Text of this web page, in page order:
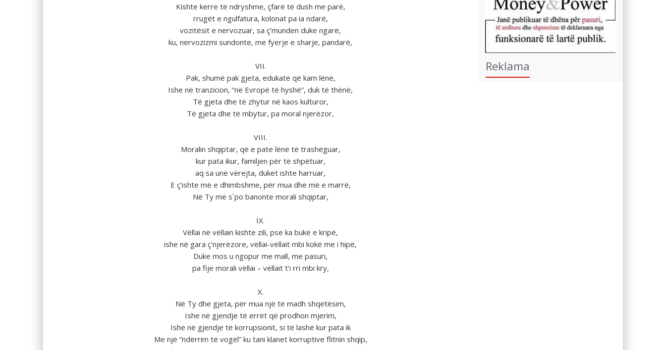
Kishte kerre tё ndryshme, çfarë tё dush me parë,
rrugёt e ngulfatura, kolonat pa ia ndarë,
vozitёsit e nervozuar, sa ç’munden duke ngarë,
ku, nervozizmi sundonte, me fyerje e sharje, pandarë,
VII.
Pak, shumë pak gjeta, edukatë qё kam lënё,
Ishe nё tranzicion, “nё Evropё tё hyshё”, duk tё thënё,
Tё gjeta dhe të zhytur nё kaos kulturor,
Tё gjeta dhe tё mbytur, pa moral njerёzor,
VIII.
Moralin shqiptar, që e pate lënë tё trashëguar,
kur pata ikur, familjen pёr tё shpёtuar,
aq sa unë vërejta, duket ishte harruar,
E ç’ishte më e dhimbshme, pёr mua dhe mё e marrё,
Nё Ty mё s`po banonte morali shqiptar,
IX.
Vëllai nё vëllain kishte zili, pse ka bukё e kripё,
ishe nё gara ç’njerëzore, vëllai-vëllait mbi kokё me i hipë,
Duke mos u ngopur me mall, me pasuri,
pa fije morali vëllai – vëllait t’i rri mbi kry,
X.
Nё Ty dhe gjeta, pёr mua njё tё madh shqetёsim,
Ishe nё gjendje tё errёt qё prodhon mjerim,
Ishe nё gjendje tё korrupsionit, si të lashё kur pata ik
Me njё “ndёrrim tё vogёl” ku tani klanet korruptive flitnin shqip,
Reklama